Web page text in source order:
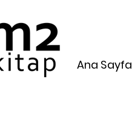
Ana Sayfa